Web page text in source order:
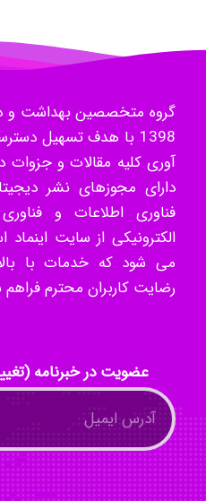
گروه متخصصین بهداشت و
1398 با هدف تسهیل
دارای مجوزهای نشر
فناوری اطلاعات و
الکترونیکی از سایت
می شود که خدمات با
رضایت کاربران محترم
عضویت در خبرنامه